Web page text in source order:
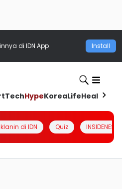
di IDN App Install
TechHypeKoreaLifeHealth
di IDN Quiz INSIDENESIA